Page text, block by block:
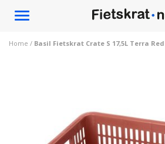
Toggle
Home / Basil Fietskrat Crate S 17,5L Terra